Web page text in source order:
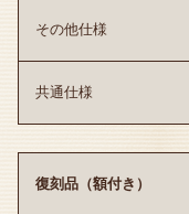
その他仕様
共通仕様
復刻品（額付き）